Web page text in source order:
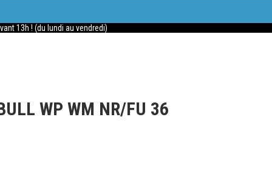
13h ! (du lundi au vendredi)
WP WM NR/FU 36